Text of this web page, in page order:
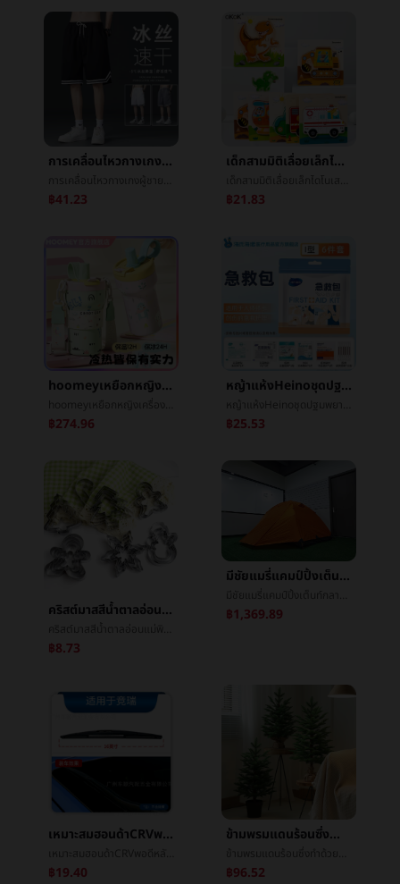
การเคลื่อนไหวกางเกงผู้ชายLeisureฤดูร้อนย่อหน้าผ้าไหมน้ำแข็งหลวมเกาหลีฉบับที่ตีพิมพ์เทรนด์หลวมตรงç­กางเกงห้านาทีกางเกงå­ชาย
฿41.23
เด็กสามมิติเลื่อยเล็กไดโนเสาร์สัตว์3dตะครุบมือจับจิ๊กซอว์ทารกจิ๊กซอว์บังคับก่อนโรงเรียนทำด้วยไม้ต้นเรียนรู้ของเล่น
฿21.83
hoomeyเหยือกหญิงเครื่องเคลือบดินเผาซับในเหยือก2025ใหม่สูงสีมูลค่านักเรียนฟางข้าวถ้วยน้ำประกันภัยน้ำแข็ง
฿274.96
หญ้าแห้งHeinoชุดปฐมพยาบาลการบาดเจ็บกรณีฉุกเฉินบรรจุภัณฑ์แบบพกพาครัวเรือนกลางแจ้งรถเดินทางปีนวางแผลกรณีฉุกเฉินบรรจุภัณฑ์
฿25.53
คริสต์มาสสีน้ำตาลอ่อนแม่พิมพ์เหล็กกล้าไร้สนิมเกล็ดหิมะคริสต์มาสæขนมปังขิงคนคุ้กกี้ผักผลไม้ตัดระยะยาวจุดจัดหา
฿8.73
มีชัยแมรี่แคมป์ปิ้งเต็นท์กลางแจ้งเกินกว่าแสงเสาด้วยมือแบบพกพาดับเบิลต่อต้านฝนตกหนักแคมป์ปิ้งโดยการเดินเท้านักไต่เขาเต็นท์
฿1,369.89
เหมาะสมฮอนด้าCRVพอดีหลังจากที่เครื่องเช็ดENNDesaiç¼¤ความฉลาดXRVมงกุฎถนนURVโดดเด่นคุณธรรมหมอก
฿19.40
ข้ามพรมแดนร้อนซึ่งทำด้วยคนต้นคริสต์มาสสก์ท็อปต้นไม้peคริสต์มาสเครื่องประดับคริสต์มาสต้นไม้เครื่องประดับขนาดเล็กศักดิ์สิทธิ์èªต้นไม้
฿96.52